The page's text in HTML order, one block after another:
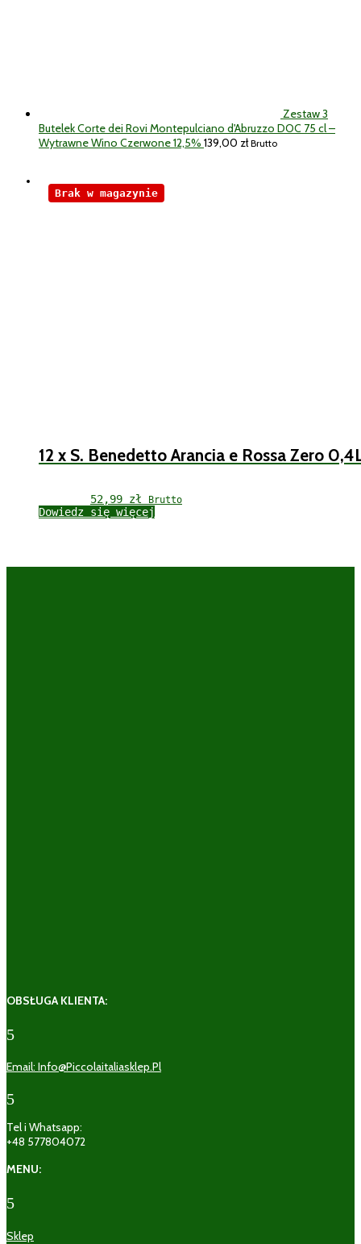
Zestaw 3
Butelek Corte dei Rovi Montepulciano d'Abruzzo DOC 75 cl –
Wytrawne Wino Czerwone 12,5% 139,00 zł Brutto
12 x S. Benedetto Arancia e Rossa Zero
52,99 zł Brutto
Dowiedz się więcej
Brak w magazynie
OBSŁUGA KLIENTA:
5
Email: Info@piccolaitaliasklep.pl
5
Tel i Whatsapp:
+48 577804072
MENU:
5
Sklep